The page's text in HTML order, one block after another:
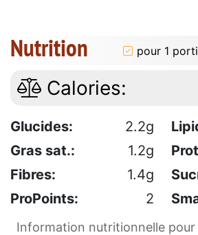
Nutrition pour 1
Calories:
Glucides: 2.2g
Gras sat.:
1.2g
Fibres:
1.4g
ProPoints:
2
Information nutritionnelle pour